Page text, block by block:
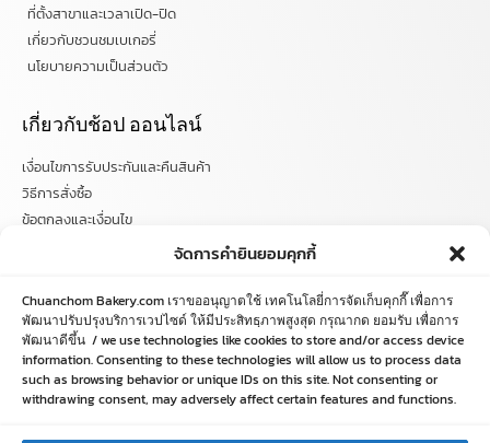
จัดการคำยินยอมคุกกี้
Chuanchom Bakery.com เราขออนุญาตใช้ เทคโนโลยี่การจัดเก็บคุกกี๊ เพื่อการ
พัฒนาปรับปรุงบริการเวปไซด์ ให้มีประสิทธฺภาพสูงสุด กรุณากด ยอมรับ เพื่อการ
พัฒนาดีขึ้น / we use technologies like cookies to store and/or access device
information. Consenting to these technologies will allow us to process data
such as browsing behavior or unique IDs on this site. Not consenting or
withdrawing consent, may adversely affect certain features and functions.
ที่ตั้งสาขาและเวลาเปิด-ปิด
เกี่ยวกับชวนชมเบเกอรี่
นโยบายความเป็นส่วนตัว
เกี่ยวกับช้อป ออนไลน์
เงื่อนไขการรับประกันและคืนสินค้า
วิธีการสั่งซื้อ
ข้อตกลงและเงื่อนไข
ติดตามข่าวสารได้ที่
chuanchombakery
chuanchombakery
www.chuanchombakery.com